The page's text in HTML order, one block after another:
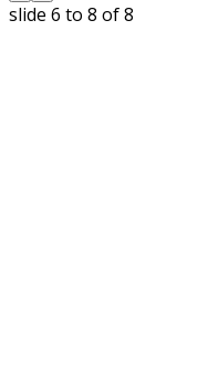
slide 6 to 8 of 8